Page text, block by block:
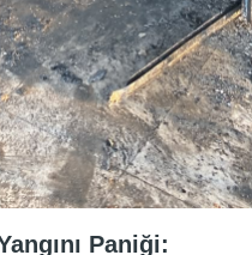
Paniği: